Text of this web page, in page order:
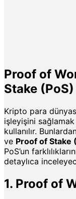
Proof of
Stake (PoS)
Kripto para
işleyişini
kullanılır.
ve Proof of Stake
PoS’un
detaylıca
1. Proof of